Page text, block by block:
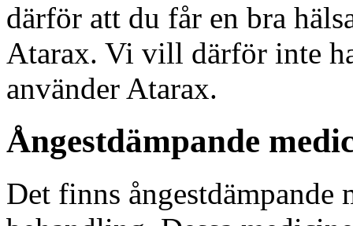
därför att du får en bra
Atarax. Vi vill därför inte
använder Atarax.
Ångestdämpande
Det finns ångestdämpande